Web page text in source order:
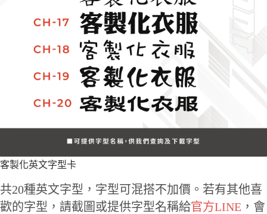
客製化英文字型卡
共20種英文字型，字型可混搭不加價。若有其他喜
歡的字型，請截圖或提供字型名稱給官方LINE ，會